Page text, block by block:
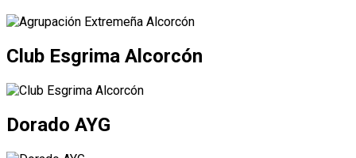
Club Esgrima Alcorcón
Dorado AYG